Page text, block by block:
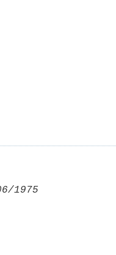
1975